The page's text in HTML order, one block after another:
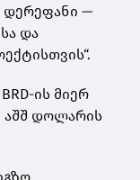
დერეფანი —
და
ის მიერ
აშშ დოლარის